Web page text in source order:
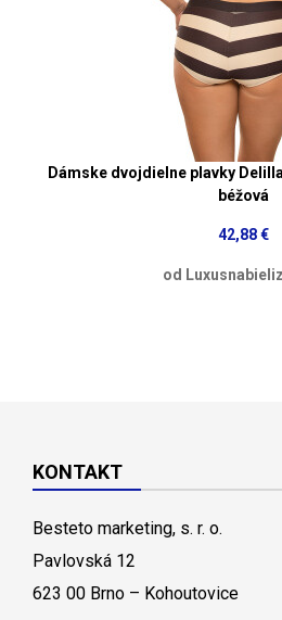
Dámske dvojdielne plavky
béžová
42,88 €
od
KONTAKT
Besteto marketing, s. r. o.
Pavlovská 12
623 00 Brno – Kohoutovice